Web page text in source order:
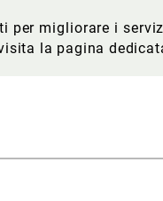
per migliorare i
la pagina